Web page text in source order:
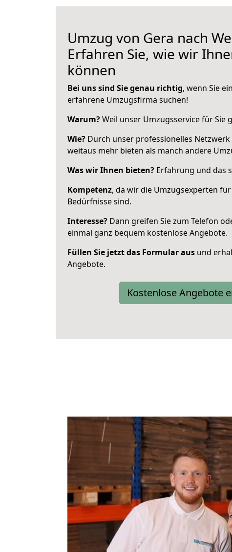
Umzug von Gera nach
Erfahren Sie, wie wir
können
Bei uns sind Sie genau richtig, wenn Sie
erfahrene Umzugsfirma suchen!
Warum?Weil unser Umzugsservice für Sie
Wie? Durch unser professionelles
weitaus mehr bieten als manch andere
Was wir Ihnen bieten? Erfahrung und das
Kompetenz, da wir die Umzugsexperten
Bedürfnisse sind.
Interesse? Dann greifen Sie zum Telefon
einmal ganz bequem kostenlose Angebote.
Füllen Sie jetzt das Formular aus und
Angebote.
Kostenlose Angebote